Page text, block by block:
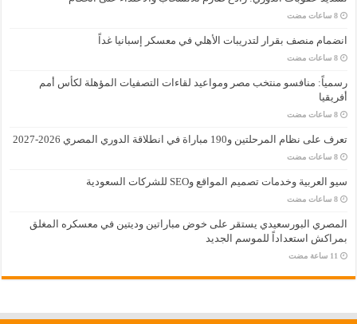
‏8 ساعات مضت
انضمام منصف بقرار لتدريبات الأهلي في معسكر إسبانيا غداً
‏8 ساعات مضت
رسمياً: منافسو منتخب مصر ومواعيد لقاءات التصفيات المؤهلة لكأس أمم
أفريقيا
‏8 ساعات مضت
تعرف على نظام المرحلتين و190 مباراة في انطلاقة الدوري المصري 2026-2027
‏8 ساعات مضت
سيو العربية وخدمات تصميم المواقع وSEO للشركات السعودية
‏8 ساعات مضت
المصري البورسعيدي يستقر على خوض مباراتين وديتين في معسكره المغلق
بمراكش استعداداً للموسم الجديد